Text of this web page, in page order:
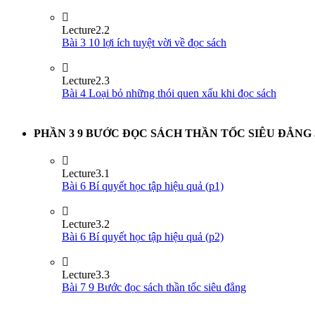
Lecture2.2
Bài 3 10 lợi ích tuyệt vời về đọc sách
Lecture2.3
Bài 4 Loại bỏ những thói quen xấu khi đọc sách
PHẦN 3 9 BƯỚC ĐỌC SÁCH THẦN TỐC SIÊU ĐẲNG
Lecture3.1
Bài 6 Bí quyết học tập hiệu quả (p1)
Lecture3.2
Bài 6 Bí quyết học tập hiệu quả (p2)
Lecture3.3
Bài 7 9 Bước đọc sách thần tốc siêu đẳng